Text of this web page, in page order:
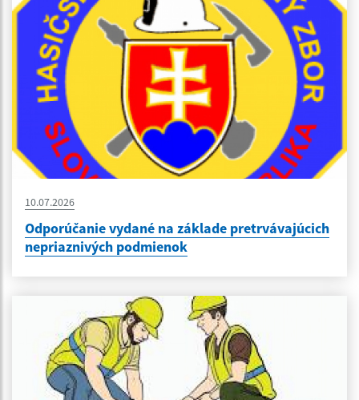
10.07.2026
Odporúčanie vydané na základe pretrvávajúcich
nepriaznivých podmienok